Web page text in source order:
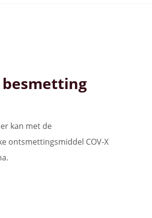
besmetting
kan met de
ontsmettingsmiddel COV-X